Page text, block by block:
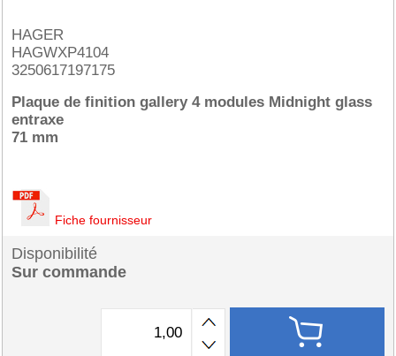
HAGER
HAGWXP4104
3250617197175
Plaque de finition gallery 4 modules Midnight glass
entraxe
71 mm
Fiche fournisseur
Disponibilité
Sur commande